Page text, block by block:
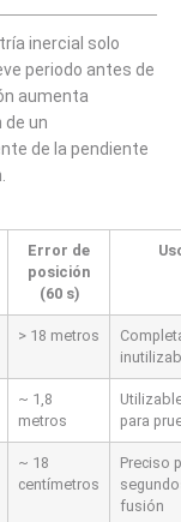
inercial solo
periodo antes de
aumenta
un
de la pendiente
Error de
posición
(60 s)
> 18 metros
~ 1,8
metros
para
~ 18
centímetros
Preciso
fusión